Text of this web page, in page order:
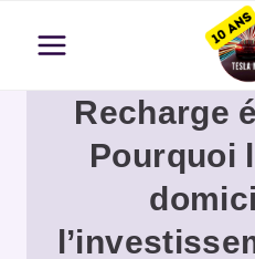
contenuRecharge
Pourquoi